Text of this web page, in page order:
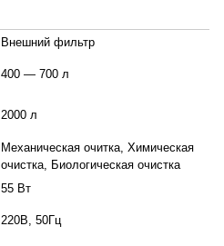
Внешний фильтр
400 — 700 л
2000 л
Механическая очитка, Химическая
очистка, Биологическая очистка
55 Вт
220В, 50Гц